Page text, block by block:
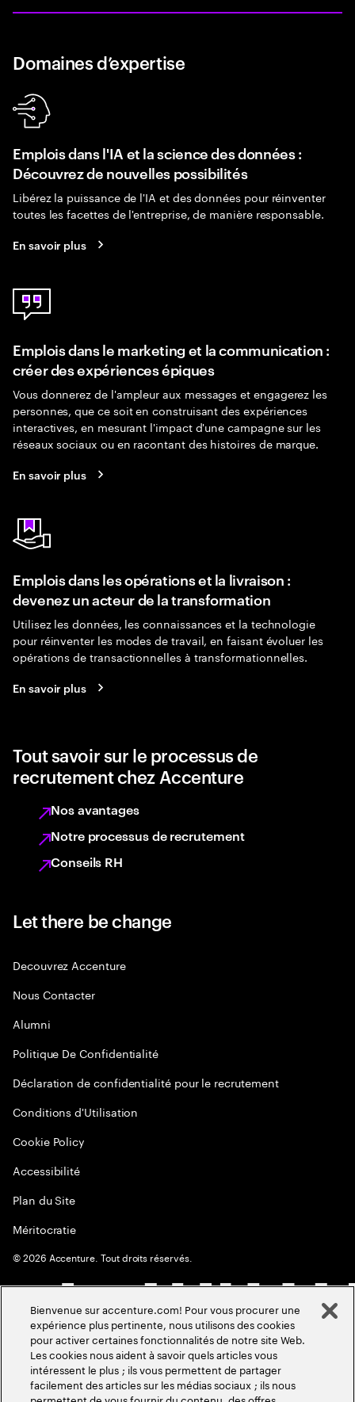
Domaines d’expertise
Emplois dans l'IA et la science des données :
Découvrez de nouvelles possibilités
Libérez la puissance de l'IA et des données pour réinventer
toutes les facettes de l'entreprise, de manière responsable.
En savoir plus
Emplois dans le marketing et la communication :
créer des expériences épiques
Vous donnerez de l'ampleur aux messages et engagerez les
personnes, que ce soit en construisant des expériences
interactives, en mesurant l'impact d'une campagne sur les
réseaux sociaux ou en racontant des histoires de marque.
En savoir plus
Emplois dans les opérations et la livraison :
devenez un acteur de la transformation
Utilisez les données, les connaissances et la technologie
pour réinventer les modes de travail, en faisant évoluer les
opérations de transactionnelles à transformationnelles.
En savoir plus
Tout savoir sur le processus de
recrutement chez Accenture
Nos avantages
Notre processus de recrutement
Conseils RH
Let there be change
Decouvrez Accenture
Nous Contacter
Alumni
Politique De Confidentialité
Déclaration de confidentialité pour le recrutement
Conditions d'Utilisation
Cookie Policy
Accessibilité
Plan du Site
Méritocratie
©2026 Accenture. Tout droits réservés.
Bienvenue sur accenture.com! Pour vous procurer une
expérience plus pertinente, nous utilisons des cookies
pour activer certaines fonctionnalités de notre site Web.
Les cookies nous aident à savoir quels articles vous
intéressent le plus ; ils vous permettent de partager
facilement des articles sur les médias sociaux ; ils nous
permettent de vous fournir du contenu, des offres